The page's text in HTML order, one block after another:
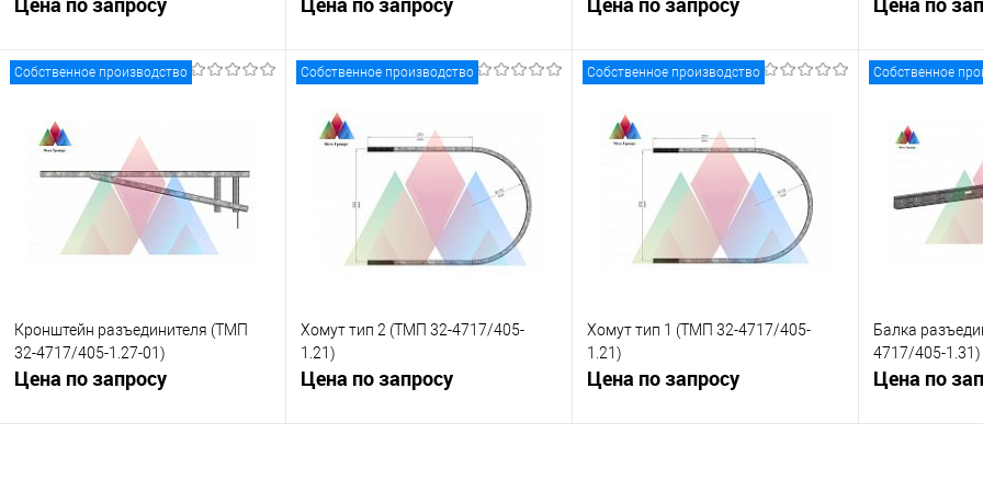
Запросить цену
Купить в 1 клик
В избранное
Под заказ
Запросить цену
Купить в 1 клик
К сравнению
В избранное
Под заказ
Запросить цену
Купить в 1 клик
К сравнению
В избранное
Под заказ
Купить в 1
В избранное
Собственное производство
Кронштейн разъединителя (ТМП
32-4717/405-1.27-01)
Цена по запросу
Собственное производство
Хомут тип 2 (ТМП 32-4717/405-
1.21)
Цена по запросу
Собственное производство
Хомут тип 1 (ТМП 32-4717/405-
1.21)
Цена по запросу
Собственное
Балка
4717/405-1.31)
Цена по